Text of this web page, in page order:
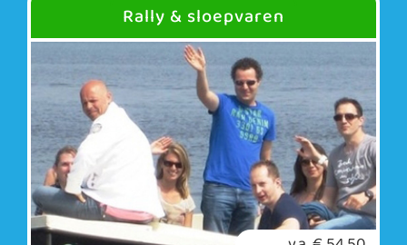
Rally & sloepvaren